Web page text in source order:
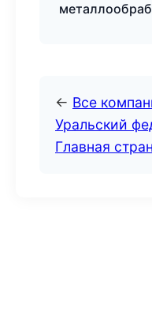
← Все
Уральский
Главная